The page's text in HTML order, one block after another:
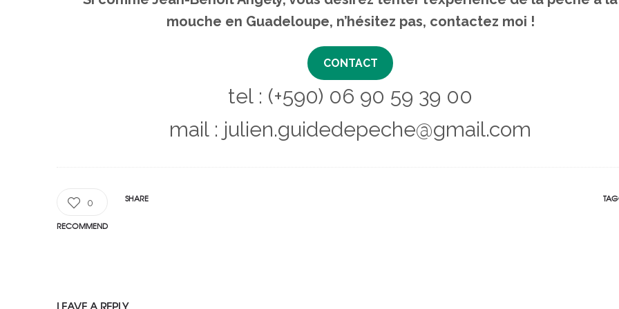
mouche en Guadeloupe, n’hésitez pas, contactez moi !
CONTACT
tel : (+590) 06 90 59 39 00
mail : julien.guidedepeche@gmail.com
0
RECOMMEND
SHARE